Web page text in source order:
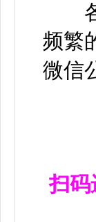
频繁
微信
扫码